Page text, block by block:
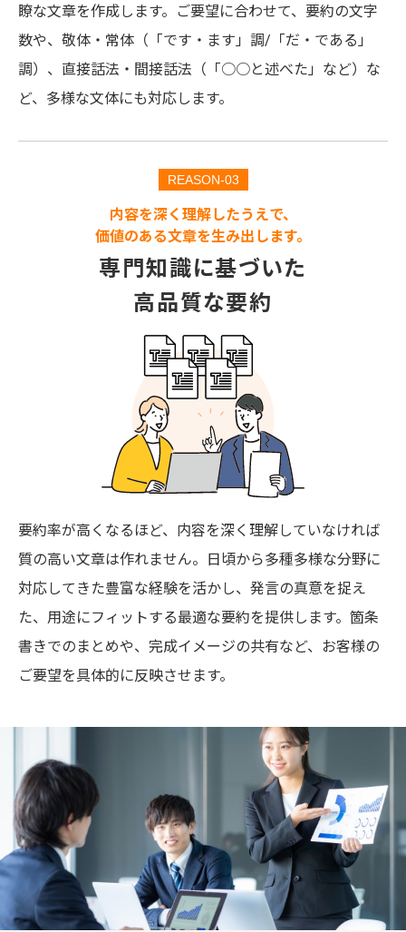
瞭な文章を作成します。ご要望に合わせて、要約の文字
数や、敬体・常体（「です・ます」調/「だ・である」
調）、直接話法・間接話法（「○○と述べた」など）な
ど、多様な文体にも対応します。
REASON-03
内容を深く理解したうえで、
価値のある文章を生み出します。
専門知識に基づいた
高品質な要約
要約率が高くなるほど、内容を深く理解していなければ
質の高い文章は作れません。日頃から多種多様な分野に
対応してきた豊富な経験を活かし、発言の真意を捉え
た、用途にフィットする最適な要約を提供します。箇条
書きでのまとめや、完成イメージの共有など、お客様の
ご要望を具体的に反映させます。